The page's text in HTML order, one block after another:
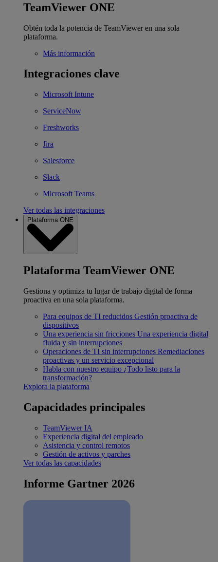
TeamViewer ONE
Obtén toda la potencia de TeamViewer en una sola
plataforma.
Más información
Integraciones clave
Microsoft Intune
ServiceNow
Freshworks
Jira
Salesforce
Slack
Microsoft Teams
Ver todas las integraciones
Plataforma ONE
Plataforma TeamViewer ONE
Gestiona y optimiza tu lugar de trabajo digital de forma
proactiva en una sola plataforma.
Para equipos de TI reducidos Gestión proactiva de
dispositivos
Una experiencia sin fricciones Una experiencia digital
fluida y sin interrupciones
Operaciones de TI sin interrupciones Remediaciones
proactivas y un servicio excepcional
Habla con nuestro equipo ¿Todo listo para la
transformación?
Explora la plataforma
Capacidades principales
TeamViewer IA
Experiencia digital del empleado
Asistencia y control remotos
Gestión de activos y parches
Ver todas las capacidades
Informe Gartner 2026